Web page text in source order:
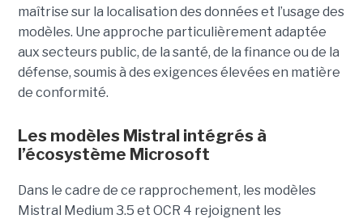
maîtrise sur la localisation des données et l’usage des
modèles. Une approche particulièrement adaptée
aux secteurs public, de la santé, de la finance ou de la
défense, soumis à des exigences élevées en matière
de conformité.
Les modèles Mistral intégrés à
l’écosystème Microsoft
Dans le cadre de ce rapprochement, les modèles
Mistral Medium 3.5 et OCR 4 rejoignent les